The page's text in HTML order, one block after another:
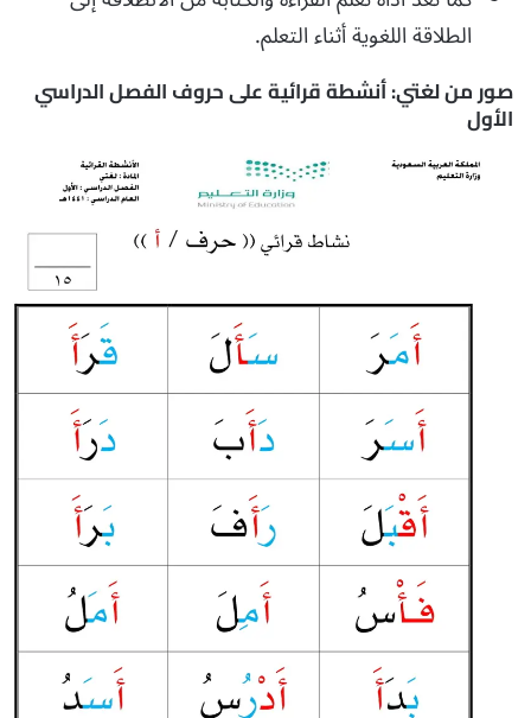
الطلاقة اللغوية أثناء التعلم.
صور من لغتي: أنشطة قرائية على حروف الفصل الدراسي
الأول